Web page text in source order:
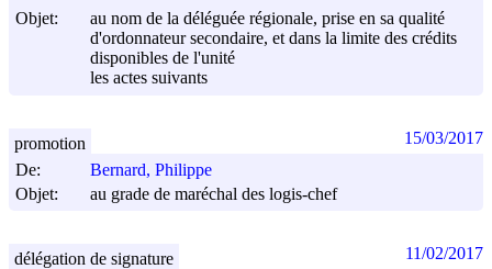
Objet:
au nom de la déléguée régionale, prise en sa qualité
d'ordonnateur secondaire, et dans la limite des crédits
disponibles de l'unité
les actes suivants
De:
Bernard, Philippe
Objet:
au grade de maréchal des logis-chef
promotion 15/03/2017
délégation de signature 11/02/2017